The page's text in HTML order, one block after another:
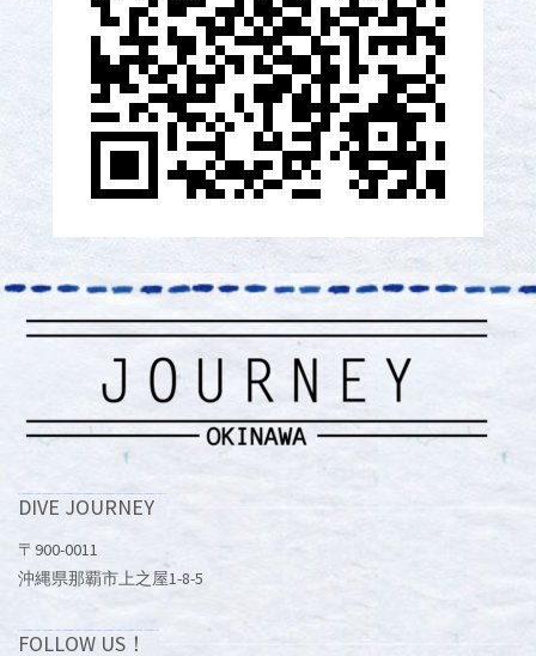
DIVE JOURNEY
〒900-0011
沖縄県那覇市上之屋1-8-5
FOLLOW US！